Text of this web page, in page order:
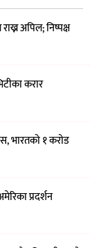
अपिल; निष्पक्ष
करार
भारतको १ करोड
प्रदर्शन